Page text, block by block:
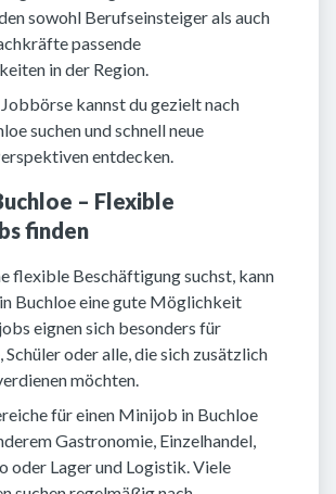
sowohl Berufseinsteiger als auch
passende
in der Region.
kannst du gezielt nach
suchen und schnell neue
entdecken.
– Flexible
finden
flexible Beschäftigung suchst, kann
Buchloe eine gute Möglichkeit
eignen sich besonders für
Schüler oder alle, die sich zusätzlich
möchten.
für einen Minijob in Buchloe
Gastronomie, Einzelhandel,
oder Lager und Logistik. Viele